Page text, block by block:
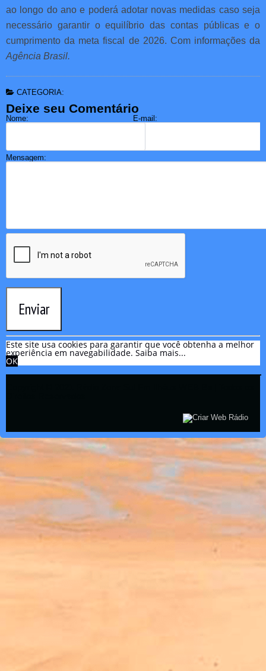
ao longo do ano e poderá adotar novas medidas caso seja
necessário garantir o equilíbrio das contas públicas e o
cumprimento da meta fiscal de 2026. Com informações da
Agência Brasil.
CATEGORIA:
Deixe seu Comentário
Nome: E-mail:
Mensagem:
Enviar
Este site usa cookies para garantir que você obtenha a melhor
experiência em navegabilidade. Saiba mais...
OK